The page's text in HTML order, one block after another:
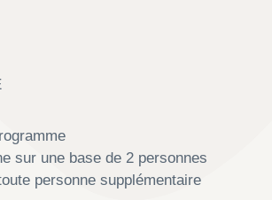
sur une base de 2 personnes
personne supplémentaire